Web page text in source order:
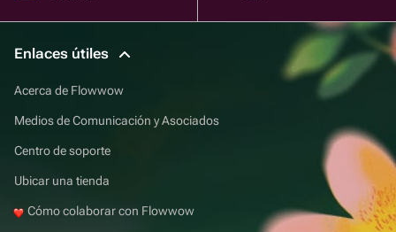
Enlaces útiles
Acerca de Flowwow
Medios de Comunicación y Asociados
Centro de soporte
Ubicar una tienda
Cómo colaborar con Flowwow